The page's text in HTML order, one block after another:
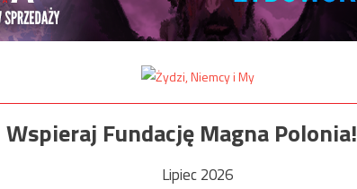
Wspieraj Fundację Magna Polonia!
Lipiec 2026